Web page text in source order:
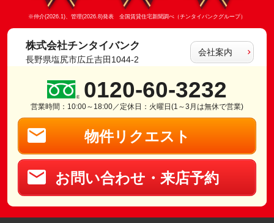
※仲介(2026.1)、管理(2026.8)発表 全国賃貸住宅新聞調べ（チンタイバンクグループ）
株式会社チンタイバンク
長野県塩尻市広丘吉田1044-2
会社案内
0120-60-3232
営業時間：10:00～18:00／定休日：火曜日(1～3月は無休で営業)
物件リクエスト
お問い合わせ・来店予約